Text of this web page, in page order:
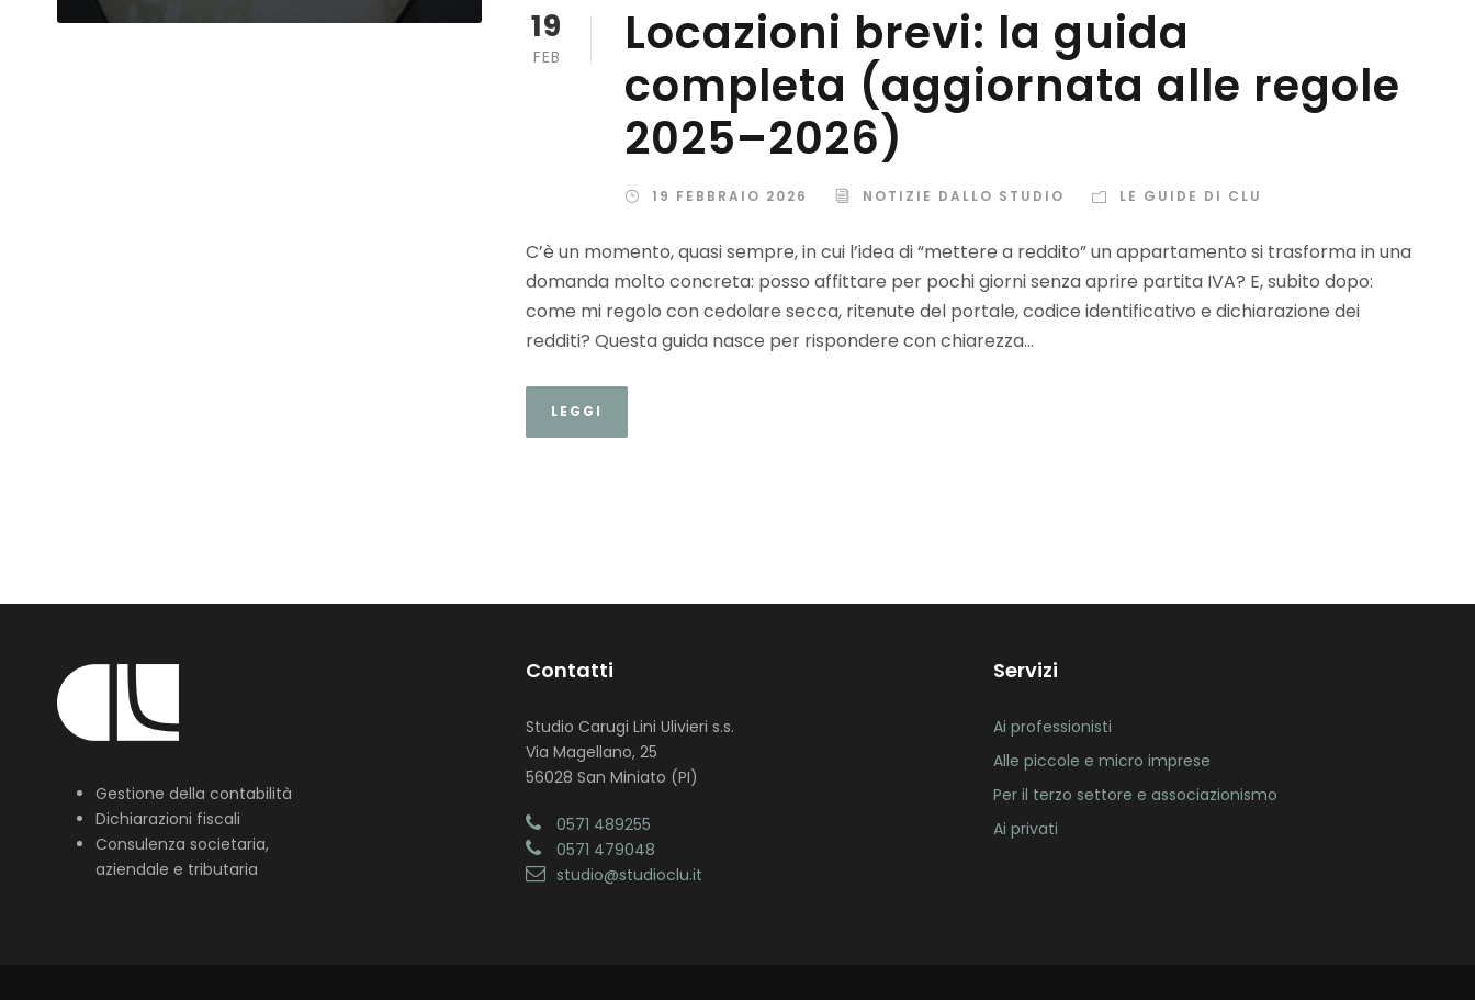
19
FEB
Locazioni brevi: la guida
completa (aggiornata alle regole
2025–2026)
19 FEBBRAIO 2026 NOTIZIE DALLO STUDIO LE GUIDE DI CLU
C’è un momento, quasi sempre, in cui l’idea di “mettere a reddito” un appartamento si trasforma in una
domanda molto concreta: posso affittare per pochi giorni senza aprire partita IVA? E, subito dopo:
come mi regolo con cedolare secca, ritenute del portale, codice identificativo e dichiarazione dei
redditi? Questa guida nasce per rispondere con chiarezza...
LEGGI
Gestione della contabilità
Dichiarazioni fiscali
Consulenza societaria,
aziendale e tributaria
Contatti
Studio Carugi Lini Ulivieri s.s.
Via Magellano, 25
56028 San Miniato (PI)
0571 489255
0571 479048
studio@studioclu.it
Servizi
Ai professionisti
Alle piccole e micro imprese
Per il terzo settore e associazionismo
Ai privati